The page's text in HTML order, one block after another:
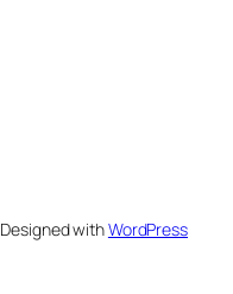
Designed withWordPress